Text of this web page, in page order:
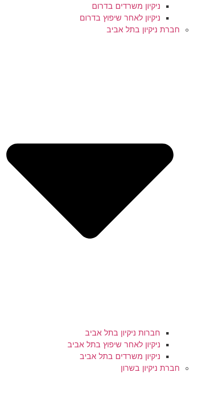
ניקיון משרדים בדרום
ניקיון לאחר שיפוץ בדרום
חברת ניקיון בתל אביב
חברות ניקיון בתל אביב
ניקיון לאחר שיפוץ בתל אביב
ניקיון משרדים בתל אביב
חברת ניקיון בשרון